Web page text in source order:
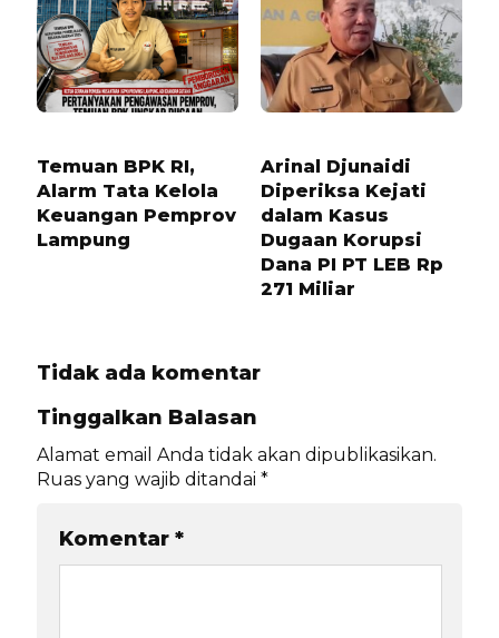
Temuan BPK RI,
Alarm Tata Kelola
Keuangan Pemprov
Lampung
Arinal Djunaidi
Diperiksa Kejati
dalam Kasus
Dugaan Korupsi
Dana PI PT LEB Rp
271 Miliar
Tidak ada komentar
Tinggalkan Balasan
Alamat email Anda tidak akan dipublikasikan.
Ruas yang wajib ditandai *
Komentar *